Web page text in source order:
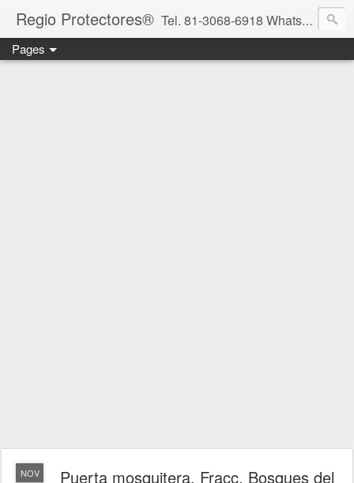
Regio Protectores® Tel. 81-3068-6918 WhatsApp 81-2636-2823 / 33-1145-3780 cotizacionregioprotectores@gmail.com / regioprotectores@gmail.com https://www.facebook.com/RegioProtectores/
Pages
NOV
Puerta mosquitera, Fracc. Bosques del